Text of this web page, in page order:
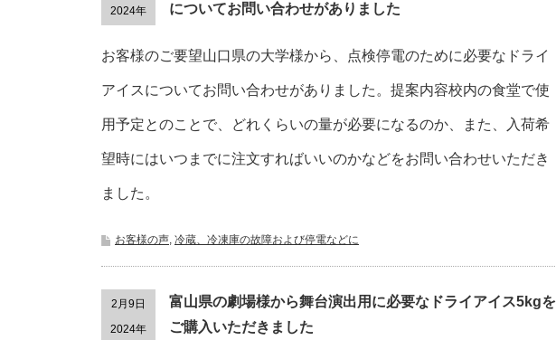
2024年
についてお問い合わせがありました
お客様のご要望山口県の大学様から、点検停電のために必要なドライ
アイスについてお問い合わせがありました。提案内容校内の食堂で使
用予定とのことで、どれくらいの量が必要になるのか、また、入荷希
望時にはいつまでに注文すればいいのかなどをお問い合わせいただき
ました。
お客様の声, 冷蔵、冷凍庫の故障および停電などに
2月9日
2024年
富山県の劇場様から舞台演出用に必要なドライアイス5kgを
ご購入いただきました